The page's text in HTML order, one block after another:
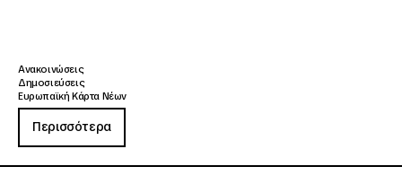
Ανακοινώσεις
Δημοσιεύσεις
Ευρωπαϊκή Κάρτα Νέων
Περισσότερα